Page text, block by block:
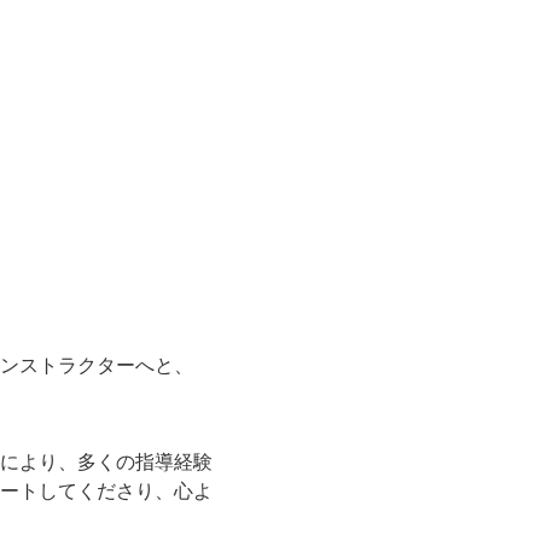
トラクターへと、
より、多くの指導経験
トしてくださり、心よ